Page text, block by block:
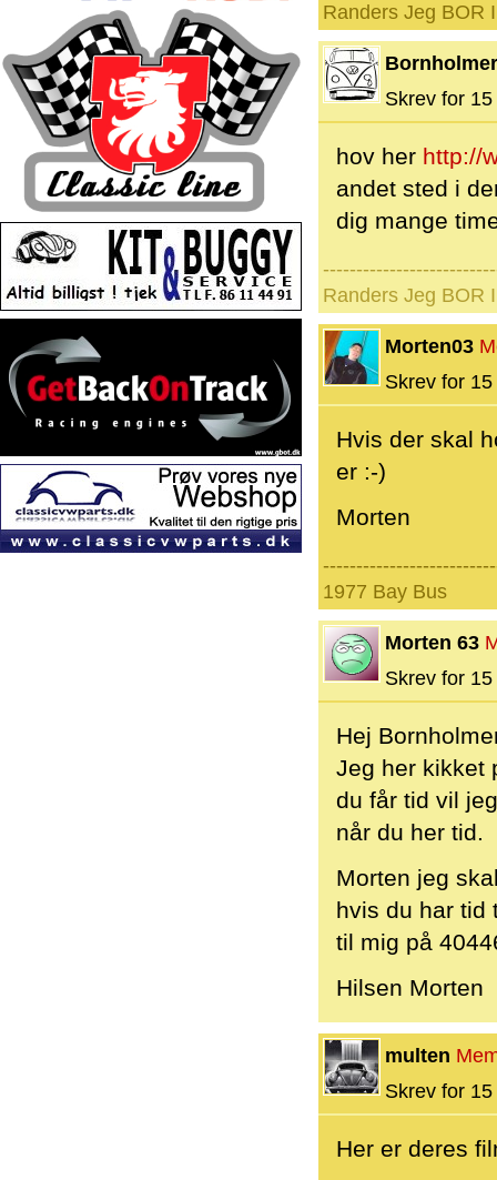
Randers Jeg BOR
Bornholmer
Skrev for
hov her http://
andet sted i
dig mange
Randers Jeg BOR
Morten03
Skrev for
Hvis der skal
er :-)
Morten
1977 Bay Bus
Morten 63
Skrev for
Hej
Jeg her kikket
du får tid vil
når du her tid.
Morten jeg
hvis du har tid
til mig på
Hilsen Morten
multen
Skrev for
Her er deres